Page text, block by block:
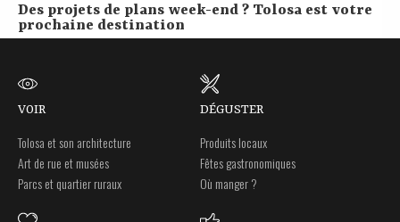
Des projets de plans week-end ? Tolosa est votre
prochaine destination
VOIR
Tolosa et son architecture
Art de rue et musées
Parcs et quartier ruraux
DÉGUSTER
Produits locaux
Fêtes gastronomiques
Où manger ?